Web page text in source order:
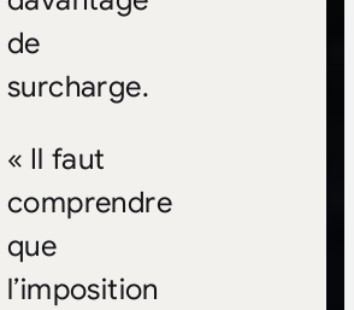
de
surcharge.
« Il faut
comprendre
que
l’imposition